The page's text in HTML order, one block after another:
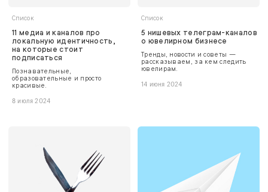
Список
11 медиа и каналов про
локальную идентичность,
на которые стоит
подписаться
Познавательные,
образовательные и просто
красивые.
8 июля 2024
Список
5 нишевых телеграм-каналов
о ювелирном бизнесе
Тренды, новости и советы —
рассказываем, за кем следить
ювелирам.
14 июня 2024